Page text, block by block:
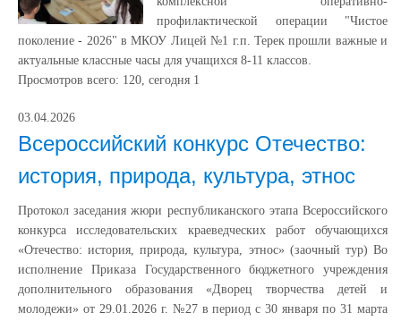
профилактической операции "Чистое
поколение - 2026" в МКОУ Лицей №1 г.п. Терек прошли важные и
актуальные классные часы для учащихся 8-11 классов.
Просмотров всего: 120, сегодня 1
03.04.2026
Всероссийский конкурс Отечество:
история, природа, культура, этнос
Протокол заседания жюри республиканского этапа Всероссийского
конкурса исследовательских краеведческих работ обучающихся
«Отечество: история, природа, культура, этнос» (заочный тур) Во
исполнение Приказа Государственного бюджетного учреждения
дополнительного образования «Дворец творчества детей и
молодежи» от 29.01.2026 г. №27 в период с 30 января по 31 марта